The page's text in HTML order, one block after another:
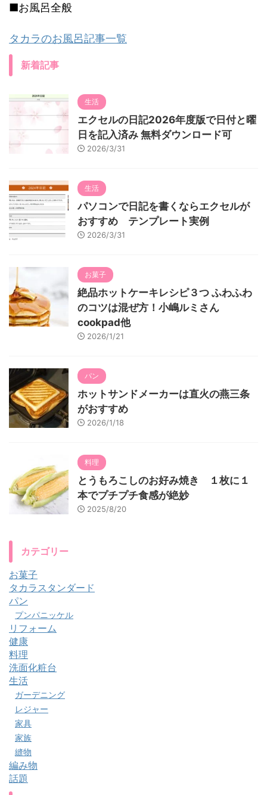
■お風呂全般
タカラのお風呂記事一覧
新着記事
生活
エクセルの日記2026年度版で日付と曜
日を記入済み 無料ダウンロード可
2026/3/31
生活
パソコンで日記を書くならエクセルが
おすすめ テンプレート実例
2026/3/31
お菓子
絶品ホットケーキレシピ３つ ふわふわ
のコツは混ぜ方！小嶋ルミさん
cookpad他
2026/1/21
パン
ホットサンドメーカーは直火の燕三条
がおすすめ
2026/1/18
料理
とうもろこしのお好み焼き １枚に１
本でプチプチ食感が絶妙
2025/8/20
カテゴリー
お菓子
タカラスタンダード
パン
プンパニッケル
リフォーム
健康
料理
洗面化粧台
生活
ガーデニング
レジャー
家具
家族
縫物
編み物
話題